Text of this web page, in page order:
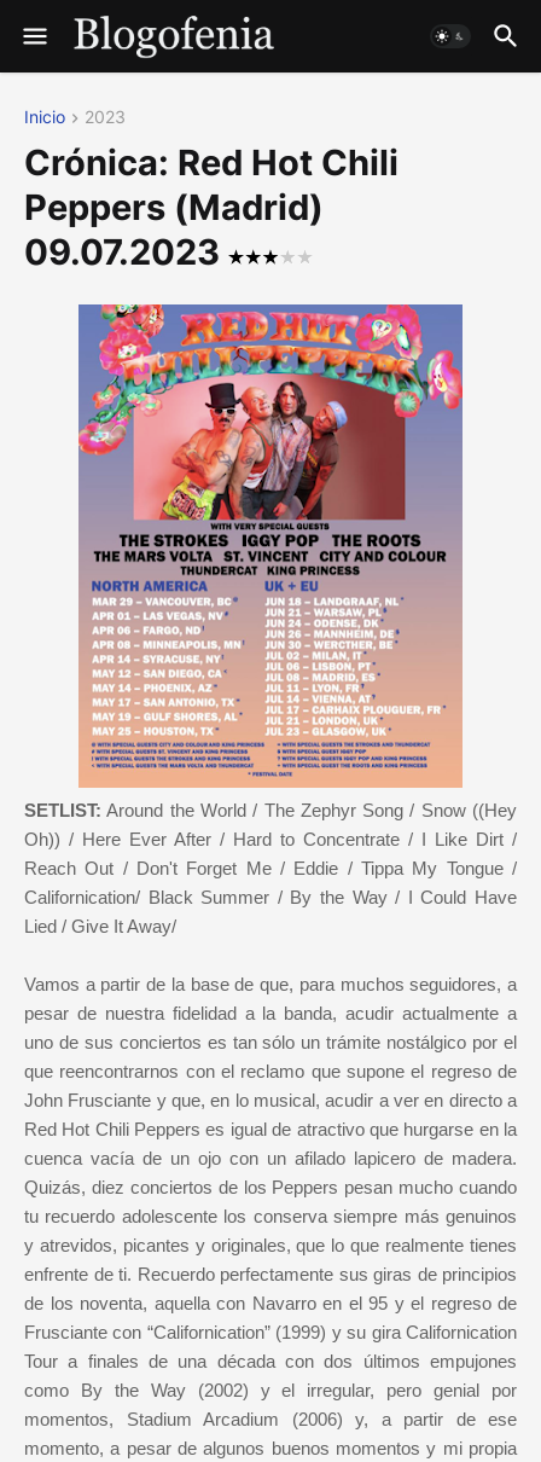
Inicio 2023
Crónica: Red Hot Chili
Peppers (Madrid)
09.07.2023
SETLIST: Around the World / The Zephyr Song / Snow ((Hey
Oh)) / Here Ever After / Hard to Concentrate / I Like Dirt /
Reach Out / Don't Forget Me / Eddie / Tippa My Tongue /
Californication/ Black Summer / By the Way / I Could Have
Lied / Give It Away/
Vamos a partir de la base de que, para muchos seguidores, a
pesar de nuestra fidelidad a la banda, acudir actualmente a
uno de sus conciertos es tan sólo un trámite nostálgico por el
que reencontrarnos con el reclamo que supone el regreso de
John Frusciante y que, en lo musical, acudir a ver en directo a
Red Hot Chili Peppers es igual de atractivo que hurgarse en la
cuenca vacía de un ojo con un afilado lapicero de madera.
Quizás, diez conciertos de los Peppers pesan mucho cuando
tu recuerdo adolescente los conserva siempre más genuinos
y atrevidos, picantes y originales, que lo que realmente tienes
enfrente de ti. Recuerdo perfectamente sus giras de principios
de los noventa, aquella con Navarro en el 95 y el regreso de
Frusciante con “Californication” (1999) y su gira Californication
Tour a finales de una década con dos últimos empujones
como By the Way (2002) y el irregular, pero genial por
momentos, Stadium Arcadium (2006) y, a partir de ese
momento, a pesar de algunos buenos momentos y mi propia